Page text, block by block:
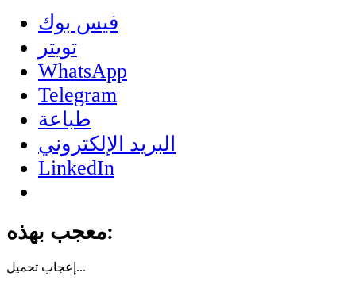
فيس بوك
تويتر
WhatsApp
Telegram
طباعة
البريد الإلكتروني
LinkedIn
معجب بهذه:
إعجاب تحميل...